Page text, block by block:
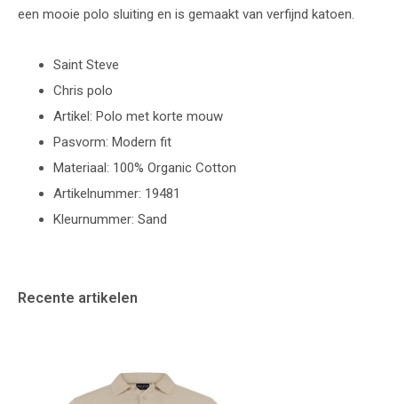
een mooie polo sluiting en is gemaakt van verfijnd katoen.
Saint Steve
Chris polo
Artikel: Polo met korte mouw
Pasvorm: Modern fit
Materiaal: 100% Organic Cotton
Artikelnummer: 19481
Kleurnummer: Sand
Recente artikelen